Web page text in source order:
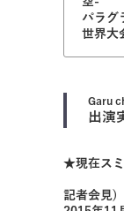
パラグ
世界大
Garu
出演
★現在スミ
記者会見)